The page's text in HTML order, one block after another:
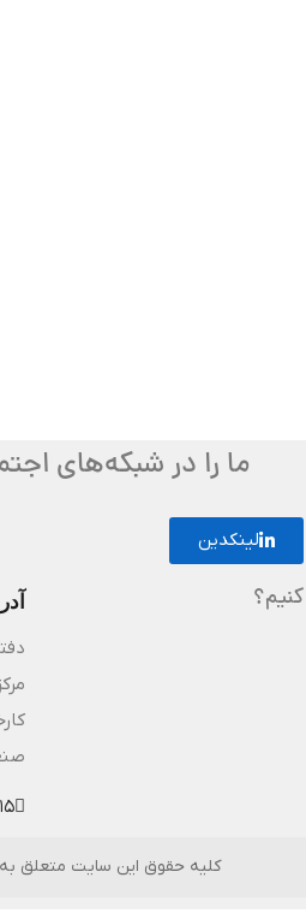
ما را در شبکه‌های
لینکدین
کلیه حقوق این سایت متعلق